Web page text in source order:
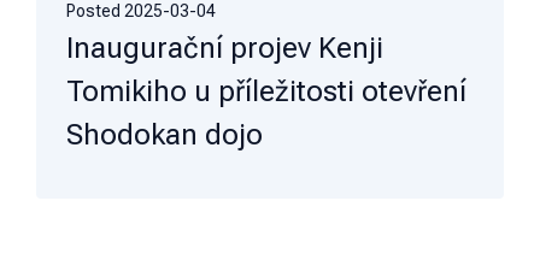
Posted 2025-03-04
Inaugurační projev Kenji
Tomikiho u příležitosti otevření
Shodokan dojo